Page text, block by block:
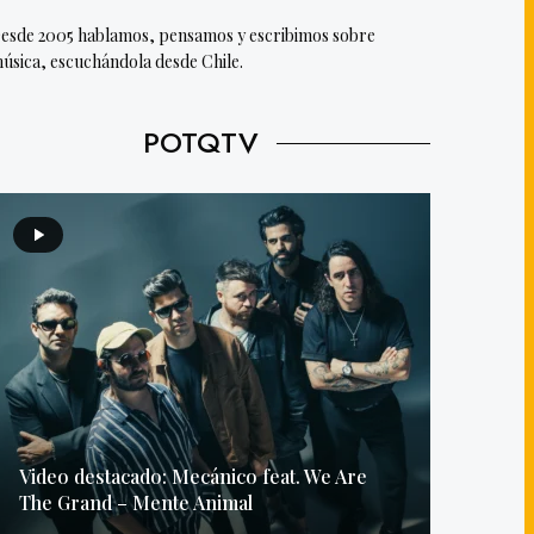
2005 hablamos, pensamos y escribimos sobre
escuchándola desde Chile.
POTQTV
Video destacado: Mecánico feat. We Are
The Grand – Mente Animal